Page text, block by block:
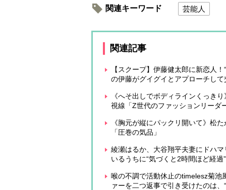
関連キーワード 芸能人
関連記事
【スクープ】伊藤健太郎に新恋人
の伊藤がグイグイとアプローチして
《へそ出しでボディラインくっき
視線「Z世代のファッションリーダ
《胸元が縦にパックリ開いて》松
「圧巻の気品」
綾瀬はるか、大谷翔平夫妻にドハ
いるうちに“気づくと2時間ほど経過”
喉の不調で活動休止のtimelesz菊
ァーを二つ返事で引き受けたのは